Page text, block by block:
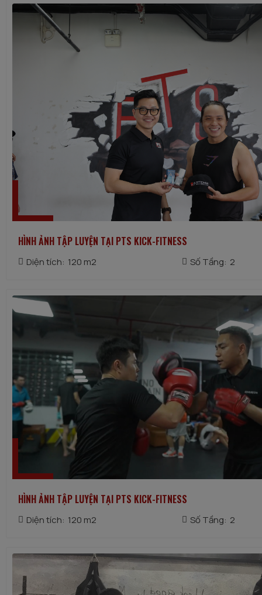
HÌNH ẢNH TẬP LUYỆN TẠI PTS KICK-FITNESS
Diện tích: 120 m2 Số Tầng: 2
HÌNH ẢNH TẬP LUYỆN TẠI PTS KICK-FITNESS
Diện tích: 120 m2 Số Tầng: 2